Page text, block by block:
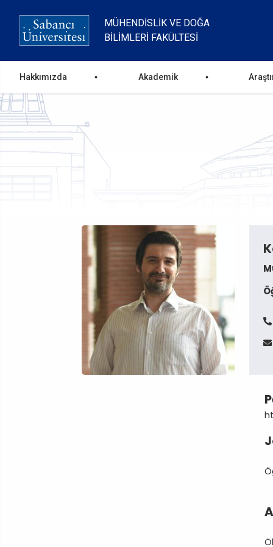
MÜHENDISLIK VE DOĞA
BILIMLERI FAKÜLTESI
Ana
gezinti
menüsü
Hakkımızda Akademik